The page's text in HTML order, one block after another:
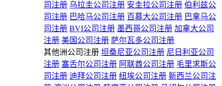
司注册 乌拉圭公司注册 安圭拉公司注册 伯利兹公
司注册 巴哈马公司注册 百慕大公司注册 巴拿马公
司注册 BVI公司注册 墨西哥公司注册 加拿大公司
注册 美国公司注册 萨尔瓦多公司注册
其他洲公司注册 坦桑尼亚公司注册 尼日利亚公司
注册 塞舌尔公司注册 阿联酋公司注册 毛里求斯公
司注册 迪拜公司注册 纽埃公司注册 新西兰公司注